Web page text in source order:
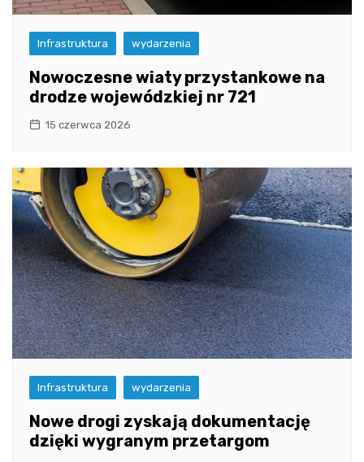
Infrastruktura wydarzenia
Nowoczesne wiaty przystankowe na
drodze wojewódzkiej nr 721
15 czerwca 2026
Infrastruktura wydarzenia
Nowe drogi zyskają dokumentację
dzięki wygranym przetargom